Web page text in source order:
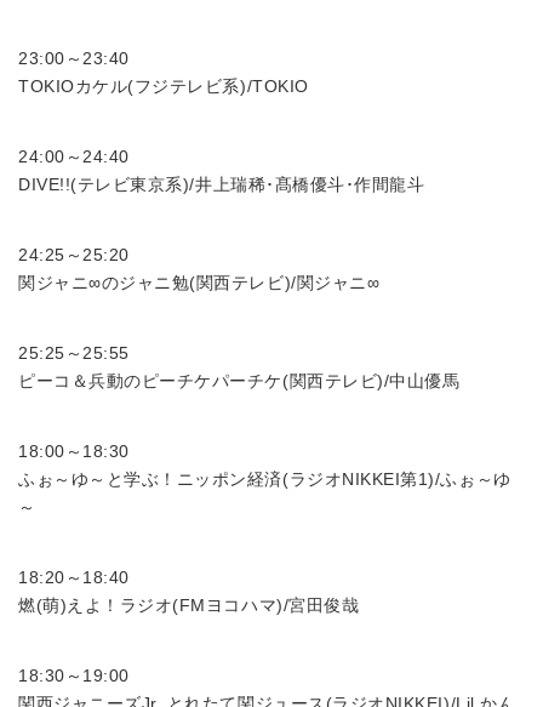
23:00～23:40
TOKIOカケル(フジテレビ系)/TOKIO
24:00～24:40
DIVE!!(テレビ東京系)/井上瑞稀･髙橋優斗･作間龍斗
24:25～25:20
関ジャニ∞のジャニ勉(関西テレビ)/関ジャニ∞
25:25～25:55
ピーコ＆兵動のピーチケパーチケ(関西テレビ)/中山優馬
18:00～18:30
ふぉ～ゆ～と学ぶ！ニッポン経済(ラジオNIKKEI第1)/ふぉ～ゆ
～
18:20～18:40
燃(萌)えよ！ラジオ(FMヨコハマ)/宮田俊哉
18:30～19:00